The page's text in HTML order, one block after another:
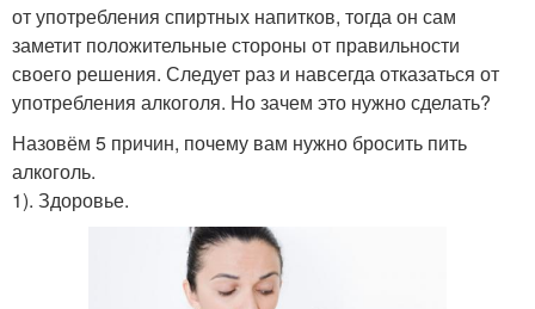
от употребления спиртных напитков, тогда он сам
заметит положительные стороны от правильности
своего решения. Следует раз и навсегда отказаться от
употребления алкоголя. Но зачем это нужно сделать?
Назовём 5 причин, почему вам нужно бросить пить
алкоголь.
1). Здоровье.